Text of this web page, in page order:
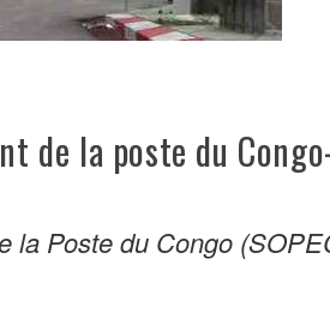
de la poste du
la Poste du Congo